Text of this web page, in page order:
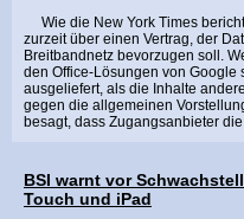
Wie die New York Times
zurzeit über einen Vertrag, der
Breitbandnetz bevorzugen soll.
den Office-Lösungen von Google
ausgeliefert, als die Inhalte
gegen die allgemeinen
besagt, dass Zugangsanbieter
BSI warnt vor
Touch und iPad